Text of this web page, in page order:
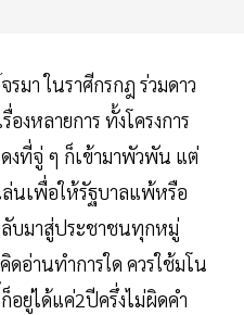
มา ในราศีกรกฎ ร่วมดาว
งหลายการ ทั้งโครงการ
งที่จู่ ๆ ก็เข้ามาพัวพัน แต่
ล่นเพื่อให้รัฐบาลแพ้หรือ
บมาสู่ประชาชนทุกหมู่
ดอ่านทำการใด ควรใช้มโน
อยู่ได้แค่2ปีครึ่งไม่ผิดคำ